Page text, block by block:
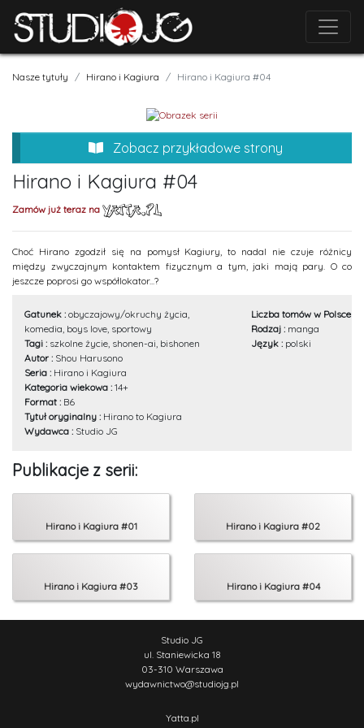
Nasze tytuły Hirano i Kagiura Hirano i Kagiura #04
Zobacz przykładowe strony
Hirano i Kagiura #04
Zamów już teraz na
Choć Hirano zgodził się na pomysł Kagiury, to nadal nie czuje różnicy
między zwyczajnym kontaktem fizycznym a tym, jaki mają pary. O co
jeszcze poprosi go współlokator...?
Gatunek : obyczajowy/okruchy życia,
komedia, boys love, sportowy
Tagi : szkolne życie, shonen-ai, bishonen
Autor : Shou Harusono
Seria : Hirano i Kagiura
Kategoria wiekowa : 14+
Format : B6
Tytuł oryginalny : Hirano to Kagiura
Wydawca : Studio JG
Liczba tomów w Polsce :
Rodzaj : manga
Język : polski
Publikacje z serii:
Hirano i Kagiura #01 Hirano i Kagiura #02
Hirano i Kagiura #03 Hirano i Kagiura #04
Studio JG
ul. Staniewicka 18
03-310 Warszawa
wydawnictwo@studiojg.pl
Yatta.pl